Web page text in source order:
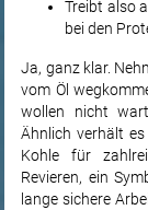
Treibt also
bei den
Ja, ganz klar.
vom Öl
wollen nicht
Ähnlich verhält
Kohle für
Revieren, ein
lange sichere